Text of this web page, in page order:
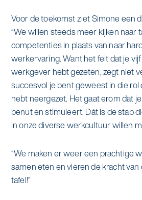
Voor de toekomst ziet Simone een
“We willen steeds meer kijken naar
competenties in plaats van naar
werkervaring. Want het feit dat je
werkgever hebt gezeten, zegt niet
succesvol je bent geweest in die
hebt neergezet. Het gaat erom dat
benut en stimuleert. Dát is de stap
in onze diverse werkcultuur willen
“We maken er weer een prachtige
samen eten en vieren de kracht
tafel!”